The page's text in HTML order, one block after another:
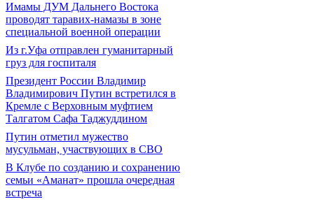
Имамы ДУМ Дальнего Востока
проводят таравих-намазы в зоне
специальной военной операции
Из г.Уфа отправлен гуманитарный
груз для госпиталя
Президент России Владимир
Владимирович Путин встретился в
Кремле с Верховным муфтием
Талгатом Сафа Таджуддином
Путин отметил мужество
мусульман, участвующих в СВО
В Клубе по созданию и сохранению
семьи «Аманат» прошла очередная
встреча